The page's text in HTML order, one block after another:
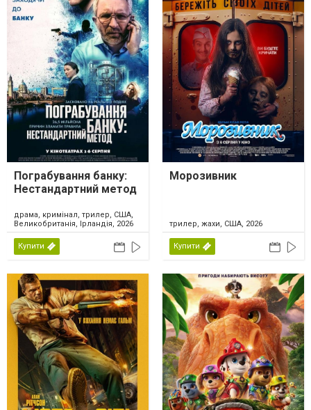
Пограбування банку:
Нестандартний метод
драма, кримінал, трилер, США,
Великобританія, Ірландія, 2026
Купити
Морозивник
трилер, жахи, США, 2026
Купити